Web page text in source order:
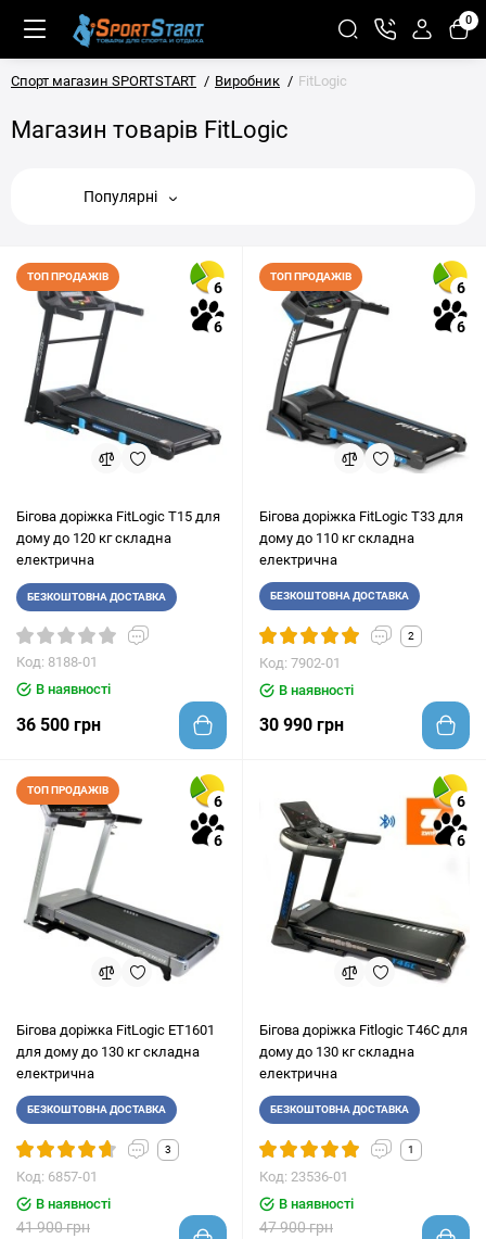
0
Спорт магазин SPORTSTART Виробник FitLogic
Магазин товарів FitLogic
Популярні
6
6
ТОП ПРОДАЖІВ
Бігова доріжка FitLogic T15 для
дому до 120 кг складна
електрична
БЕЗКОШТОВНА ДОСТАВКА
Код: 8188-01
В наявності
36 500 грн
6
6
ТОП ПРОДАЖІВ
Бігова доріжка FitLogic T33 для
дому до 110 кг складна
електрична
БЕЗКОШТОВНА ДОСТАВКА
2
Код: 7902-01
В наявності
30 990 грн
6
6
ТОП ПРОДАЖІВ
Бігова доріжка FitLogic ET1601
для дому до 130 кг складна
електрична
БЕЗКОШТОВНА ДОСТАВКА
3
Код: 6857-01
В наявності
41 900 грн
6
6
Бігова доріжка Fitlogic T46C для
дому до 130 кг складна
електрична
БЕЗКОШТОВНА ДОСТАВКА
1
Код: 23536-01
В наявності
47 900 грн